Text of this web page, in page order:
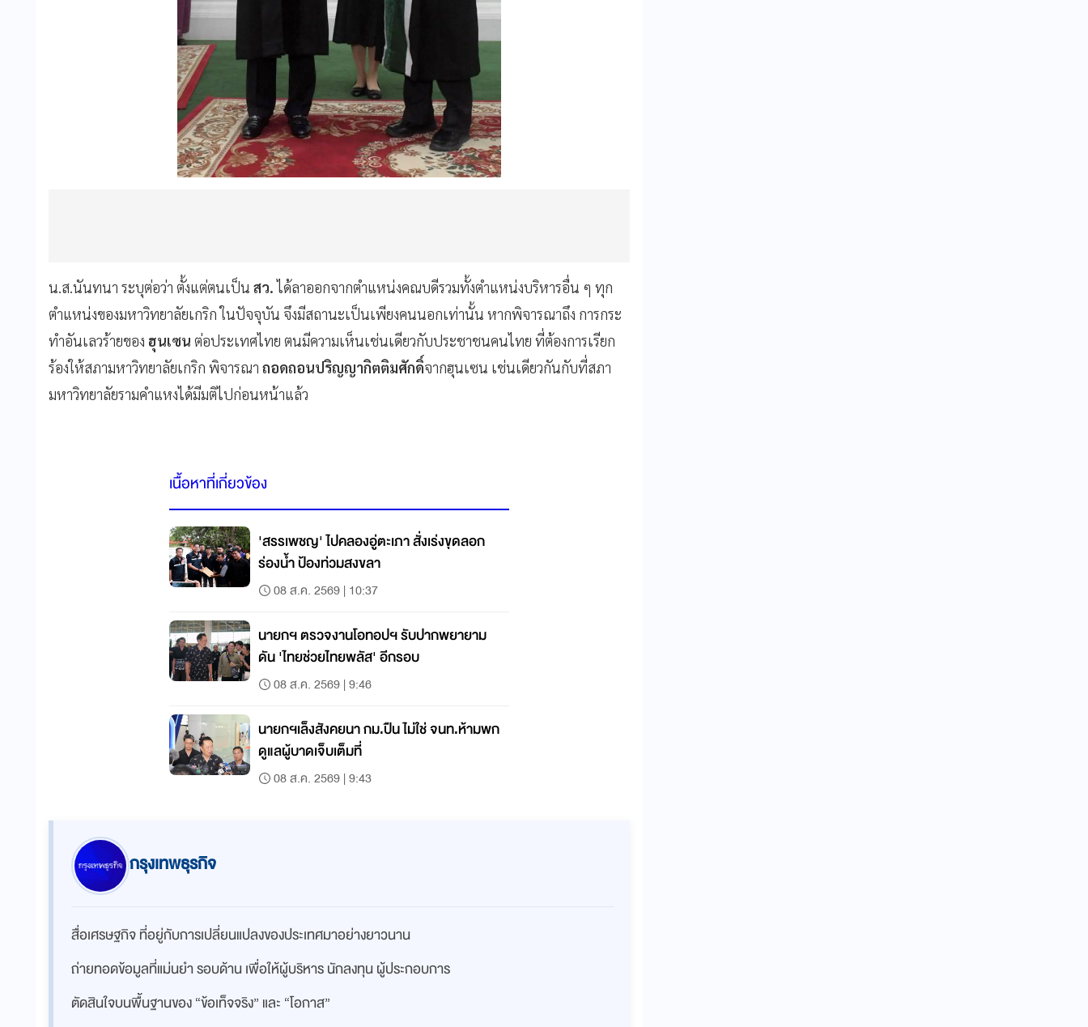
น.ส.นันทนา ระบุต่อว่า ตั้งแต่ตนเป็น สว.ได้ลาออกจากตำแหน่งคณบดีรวมทั้งตำแหน่งบริหารอื่น ๆ ทุก
ตำแหน่งของมหาวิทยาลัยเกริก ในปัจจุบัน จึงมีสถานะเป็นเพียงคนนอกเท่านั้น หากพิจารณาถึง การกระ
ทำอันเลวร้ายของ ฮุนเซน ต่อประเทศไทย ตนมีความเห็นเช่นเดียวกับประชาชนคนไทย ที่ต้องการเรียก
ร้องให้สภามหาวิทยาลัยเกริก พิจารณา ถอดถอนปริญญากิตติมศักดิ์จากฮุนเซน เช่นเดียวกันกับที่สภา
มหาวิทยาลัยรามคำแหงได้มีมติไปก่อนหน้าแล้ว
เนื้อหาที่เกี่ยวข้อง
'สรรเพชญ' ไปคลองอู่ตะเภา สั่งเร่งขุดลอก
ร่องน้ำ ป้องท่วมสงขลา
08 ส.ค. 2569 | 10:37
นายกฯ ตรวจงานโอทอปฯ รับปากพยายาม
ดัน 'ไทยช่วยไทยพลัส' อีกรอบ
08 ส.ค. 2569 | 9:46
นายกฯเล็งสังคยนา กม.ปืน ไม่ใช่ จนท.ห้ามพก
ดูแลผู้บาดเจ็บเต็มที่
08 ส.ค. 2569 | 9:43
กรุงเทพธุรกิจ
สื่อเศรษฐกิจ ที่อยู่กับการเปลี่ยนแปลงของประเทศมาอย่างยาวนาน
ถ่ายทอดข้อมูลที่แม่นยำ รอบด้าน เพื่อให้ผู้บริหาร นักลงทุน ผู้ประกอบการ
ตัดสินใจบนพื้นฐานของ “ข้อเท็จจริง” และ “โอกาส”